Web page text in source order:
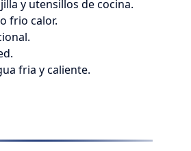
y utensillos de cocina.
frio calor.
fria y caliente.